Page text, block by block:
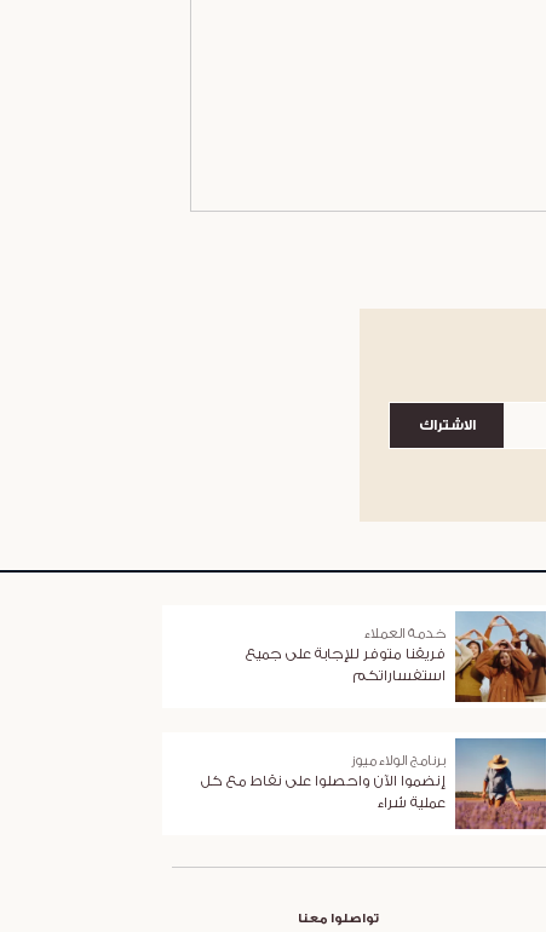
الاشتراك
خدمة العملاء
فريقنا متوفر للإجابة على جميع
استفساراتكم
برنامج الولاء ميوز
إنضموا الآن واحصلوا على نقاط مع كل
عملية شراء
تواصلوا معنا